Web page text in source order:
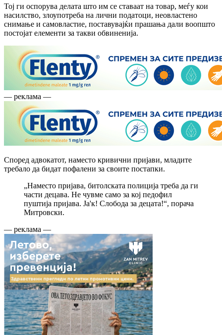
Тој ги оспорува делата што им се ставаат на товар, меѓу кои
насилство, злоупотреба на лични податоци, неовластено
снимање и самовластие, поставувајќи прашања дали воопшто
постојат елементи за такви обвиненија.
— реклама —
Според адвокатот, наместо кривични пријави, младите
требало да бидат пофалени за своите постапки.
„Наместо пријава, битолската полиција треба да ги
части децава. Не чувме само за кој педофил
пуштија пријава. Ја'к! Слобода за децата!“, порача
Митровски.
— реклама —